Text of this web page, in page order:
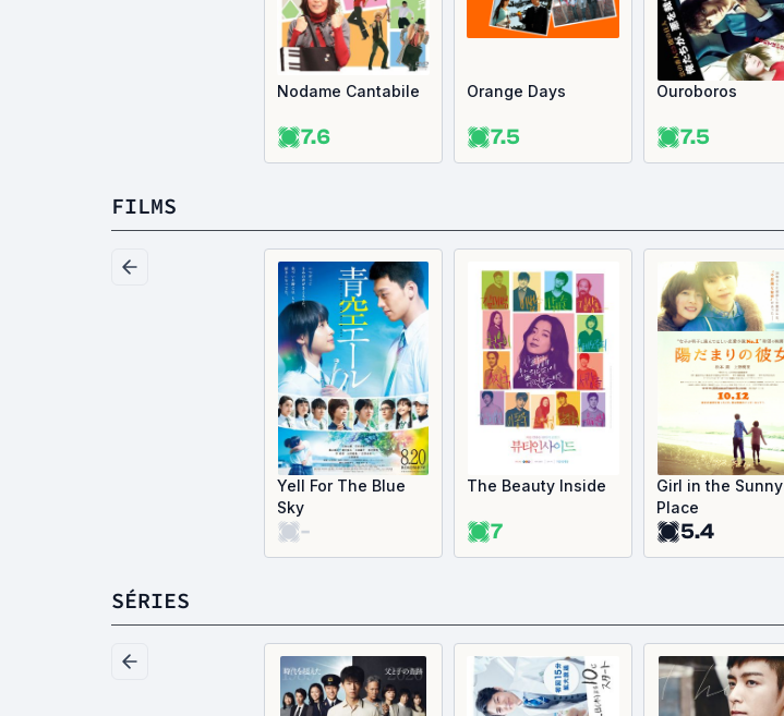
Nodame Cantabile
7.6
Orange Days
7.5
Ouroboros
7.5
FILMS
Yell For The Blue
Sky
-
The Beauty Inside
7
Girl in the Sunny
Place
5.4
SÉRIES